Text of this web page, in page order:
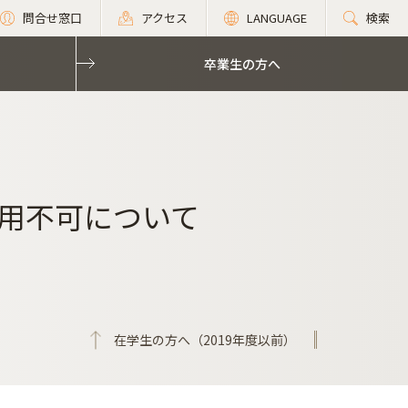
問合せ窓口 アクセス LANGUAGE 検索
卒業生の方へ
不可について
在学生の方へ（2019年度以前）